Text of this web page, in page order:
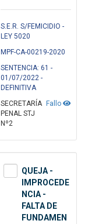
S.E.R. S/FEMICIDIO -
LEY 5020
MPF-CA-00219-2020
SENTENCIA: 61 -
01/07/2022 -
DEFINITIVA
Fallo
SECRETARÍA
PENAL STJ
Nº2
QUEJA -
IMPROCEDE
NCIA -
FALTA DE
FUNDAMEN